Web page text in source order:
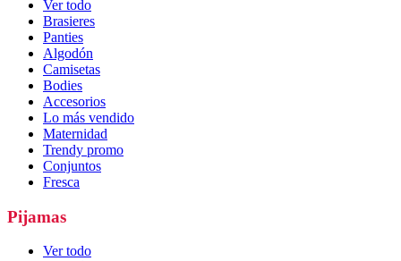
Ver todo
Brasieres
Panties
Algodón
Camisetas
Bodies
Accesorios
Lo más vendido
Maternidad
Trendy promo
Conjuntos
Fresca
Pijamas
Ver todo